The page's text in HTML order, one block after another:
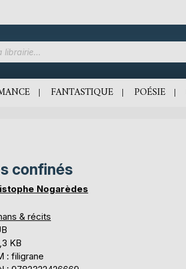
FANTASTIQUE POÉSIE
confinés
Nogarèdes
& récits
KB
: filigrane